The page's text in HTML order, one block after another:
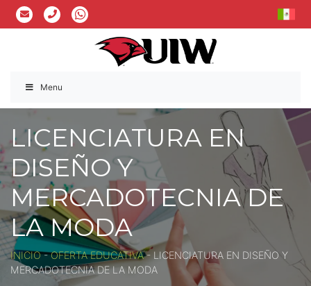
Menu
LICENCIATURA EN
DISEÑO Y
MERCADOTECNIA DE
LA MODA
INICIO-OFERTA EDUCATIVA- LICENCIATURA EN DISEÑO Y
MERCADOTECNIA DE LA MODA